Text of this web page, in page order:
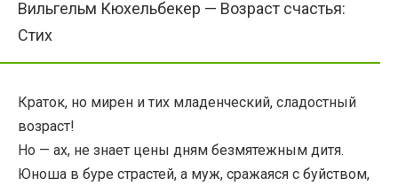
Вильгельм Кюхельбекер — Возраст счастья:
Стих
Краток, но мирен и тих младенческий, сладостный
возраст!
Но — ах, не знает цены дням безмятежным дитя.
Юноша в буре страстей, а муж, сражаяся с буйством,